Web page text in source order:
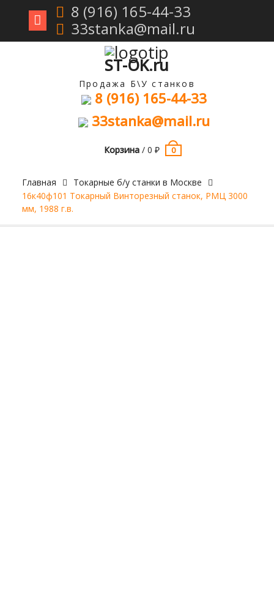
Перейти
8 (916) 165-44-33
33stanka@mail.ru
ST-OK.ru
Продажа Б\У станков
8 (916) 165-44-33
33stanka@mail.ru
Корзина/ 0 ₽ 0
Главная
Токарные б/у станки в Москве
16к40ф101 Токарный Винторезный станок, РМЦ 3000
мм, 1988 г.в.